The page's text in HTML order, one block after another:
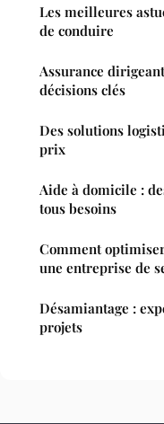
Les meilleures
de conduire
Assurance
décisions clés
Des solutions
prix
Aide à domicile :
tous besoins
Comment
une entreprise de
Désamiantage :
projets